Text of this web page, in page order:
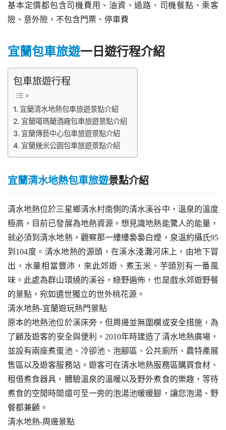
基本定價都包含司機費用、油資、過路、司機餐點、乘客
險、意外險，不包含門票、停車費
宜蘭包車旅遊一日遊行程介紹
包車旅遊行程
宜蘭清水地熱包車旅遊景點介紹
宜蘭噶瑪蘭酒廠包車旅遊景點介紹
宜蘭傳藝中心包車旅遊景點介紹
宜蘭幾米公園包車旅遊景點介紹
宜蘭清水地熱包車旅遊景點介紹
清水地熱位於三星鄉清水村南側的清水溪谷中，溫泉的溫度
極高，目前已發展為地熱資源。想見識地熱能驚人的能量，
就必須到清水地熱，觀察那一縷縷裊裊白煙，泉溫約攝氏95
到104度。清水地熱的源頭，在溪水淺灘河床上，由地下冒
出，水量相當豐沛，來此郊遊、煮玉米、芋頭別有一番風
味。此處為群山環繞的溪谷，綠野遍佈，也是戲水郊遊野餐
的景點，宛如遺世獨立的世外桃花源。
清水地熱-宜蘭遊玩熱門景點
原本的地熱池位於溪床旁，但周邊並無圍欄或安全措施，為
了顧及遊客的安全與便利，2010年時建造了清水地熱廣場，
並設有兩座煮蛋池、冷卻池、泡腳區、公共廁所、農特產展
售區以及遊客服務站。遊客可在清水地熱服務區購買食材、
租借煮食器具，體驗溫泉的溫暖以及野外煮食的樂趣，等待
煮食的空閒時間還可至一旁的泡湯池暖暖腳，讓您泡湯、野
餐都兼顧。
清水地熱-周邊景點